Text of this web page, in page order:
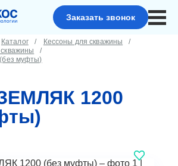
Заказать звонок
Каталог
Кессоны для скважины
муфты)
1200